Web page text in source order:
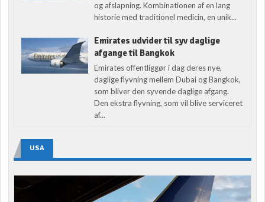
og afslapning. Kombinationen af en lang
historie med traditionel medicin, en unik...
Emirates udvider til syv daglige
afgange til Bangkok
Emirates offentliggør i dag deres nye,
daglige flyvning mellem Dubai og Bangkok,
som bliver den syvende daglige afgang.
Den ekstra flyvning, som vil blive serviceret
af...
USA